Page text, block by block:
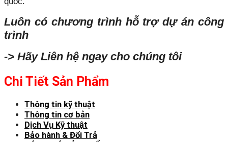
Luôn có chương trình hỗ trợ dự án công
trình
-> Hãy Liên hệ ngay cho chúng tôi
Chi Tiết Sản Phẩm
Thông tin kỹ thuật
Thông tin cơ bản
Dịch Vụ Kỹ thuật
Bảo hành & Đổi Trả